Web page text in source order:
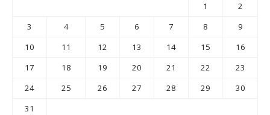
1
2
3
4 5 6 7 8
9
10
11 12 13 14 15
16
17
18 19 20 21 22
23
24
25 26 27 28 29
30
31